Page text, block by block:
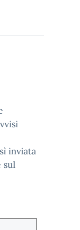
inviata
sul